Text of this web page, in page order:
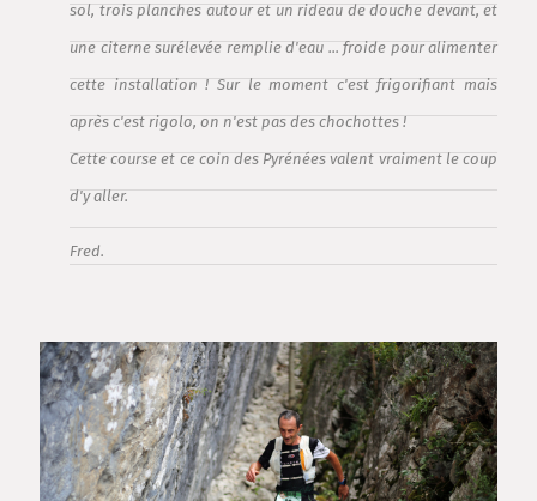
sol, trois planches autour et un rideau de douche devant, et
une citerne surélevée remplie d'eau ... froide pour alimenter
cette installation ! Sur le moment c'est frigorifiant mais
après c'est rigolo, on n'est pas des chochottes !
Cette course et ce coin des Pyrénées valent vraiment le coup
d'y aller.
Fred.